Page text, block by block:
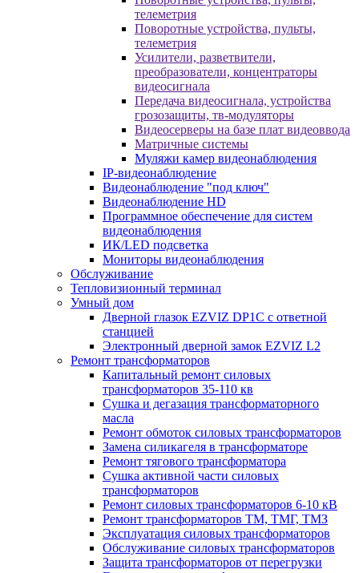
телеметрия
Поворотные устройства, пульты,
телеметрия
Усилители, разветвители,
преобразователи, концентраторы
видеосигнала
Передача видеосигнала, устройства
грозозащиты, тв-модуляторы
Видеосерверы на базе плат видеоввода
Матричные системы
Муляжи камер видеонаблюдения
IP-видеонаблюдение
Видеонаблюдение "под ключ"
Видеонаблюдение HD
Программное обеспечение для систем
видеонаблюдения
ИК/LED подсветка
Мониторы видеонаблюдения
Обслуживание
Тепловизионный терминал
Умный дом
Дверной глазок EZVIZ DP1C с ответной
станцией
Электронный дверной замок EZVIZ L2
Ремонт трансформаторов
Капитальный ремонт силовых
трансформаторов 35-110 кв
Сушка и дегазация трансформаторного
масла
Ремонт обмоток силовых трансформаторов
Замена силикагеля в трансформаторе
Ремонт тягового трансформатора
Сушка активной части силовых
трансформаторов
Ремонт силовых трансформаторов 6-10 кВ
Ремонт трансформаторов ТМ, ТМГ, ТМЗ
Эксплуатация силовых трансформаторов
Обслуживание силовых трансформаторов
Защита трансформаторов от перегрузки